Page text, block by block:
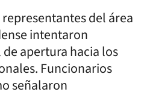
del área
intentaron
apertura hacia los
Funcionarios
señalaron